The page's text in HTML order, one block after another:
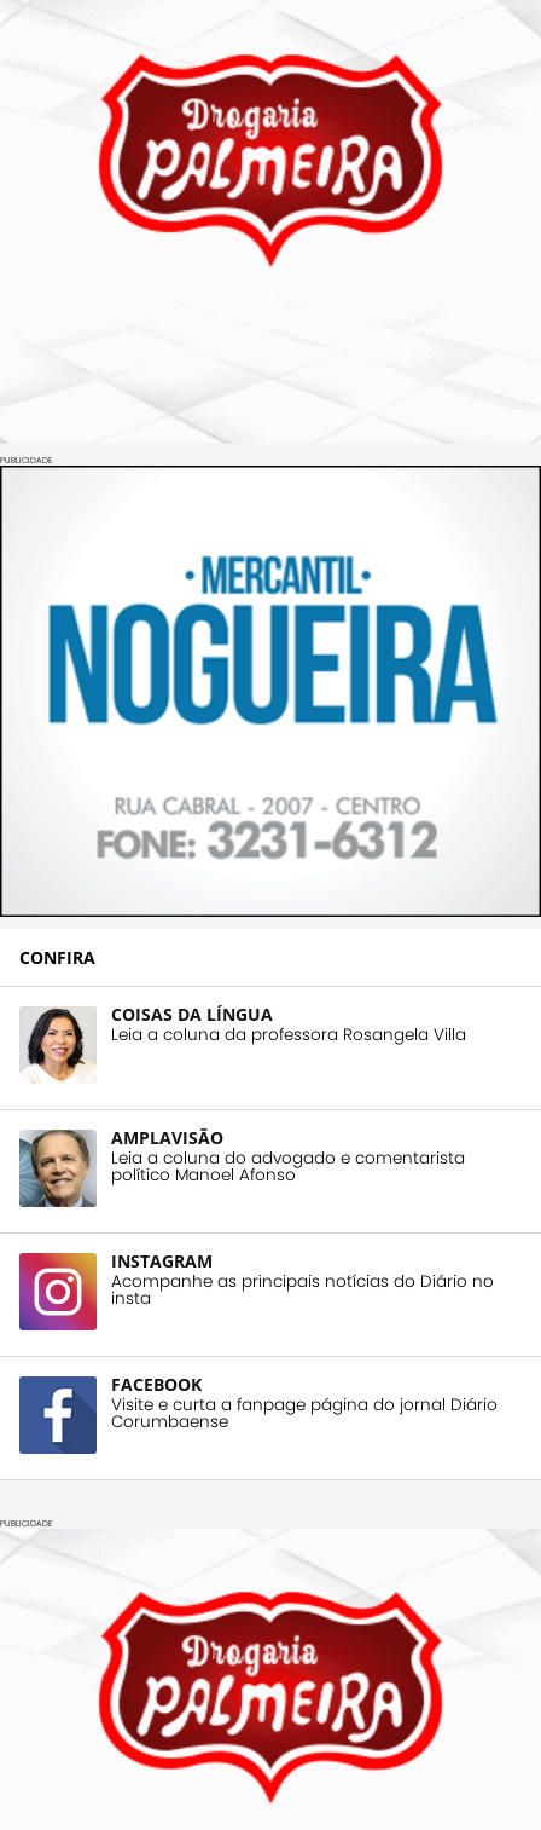
PUBLICIDADE
CONFIRA
COISAS DA LÍNGUA
Leia a coluna da professora Rosangela Villa
AMPLAVISÃO
Leia a coluna do advogado e comentarista
político Manoel Afonso
INSTAGRAM
Acompanhe as principais notícias do Diário no
insta
FACEBOOK
Visite e curta a fanpage página do jornal Diário
Corumbaense
PUBLICIDADE